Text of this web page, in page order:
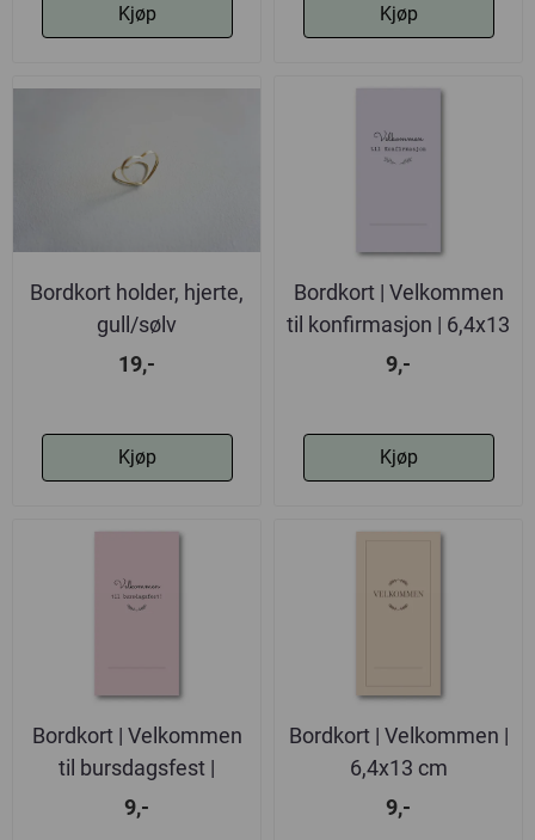
Kjøp Kjøp
Bordkort holder, hjerte,
gull/sølv
19,-
Kjøp
Bordkort | Velkommen
til konfirmasjon | 6,4x13
cm
9,-
Kjøp
Bordkort | Velkommen
til bursdagsfest |
6,4x13 cm
9,-
Bordkort | Velkommen |
6,4x13 cm
9,-